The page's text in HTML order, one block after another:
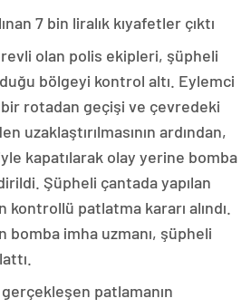
7 bin liralık kıyafetler çıktı
olan polis ekipleri, şüpheli
bölgeyi kontrol altı. Eylemci
rotadan geçişi ve çevredeki
uzaklaştırılmasının ardından,
kapatılarak olay yerine bomba
Şüpheli çantada yapılan
kontrollü patlatma kararı alındı.
bomba imha uzmanı, şüpheli
patlamanın